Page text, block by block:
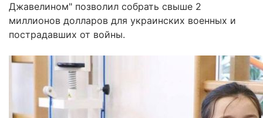
Джавелином" позволил собрать свыше 2
миллионов долларов для украинских военных и
пострадавших от войны.